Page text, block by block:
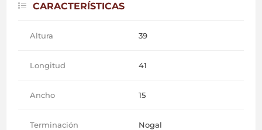
CARACTERÍSTICAS
Altura 39
Longitud 41
Ancho 15
Terminación Nogal